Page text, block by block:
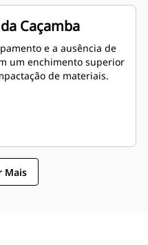
Caçamba
e a ausência de
um enchimento superior
de materiais.
Mais